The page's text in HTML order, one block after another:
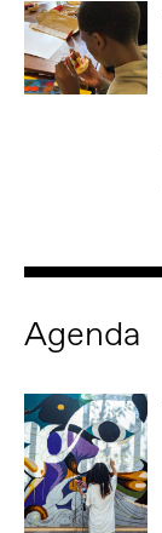
Agenda